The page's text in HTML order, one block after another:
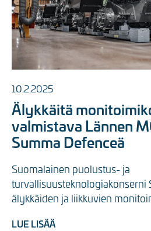
10.2.2025
Älykkäitä
valmistava Lännen
Summa Defenceä
Suomalainen puolustus- ja
turvallisuusteknologiakonserni
älykkäiden ja liikkuvien
LUE LISÄÄ